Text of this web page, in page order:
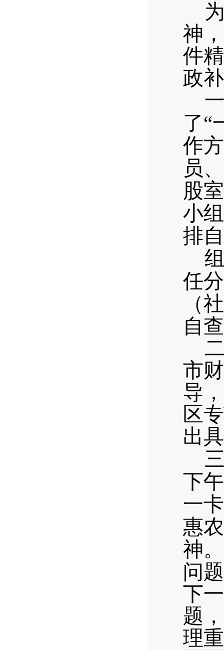
神
件
政
了“
作
员
股
小
排
任
（
自
市
导
区
出
下
一
惠
神
问
下
题
理